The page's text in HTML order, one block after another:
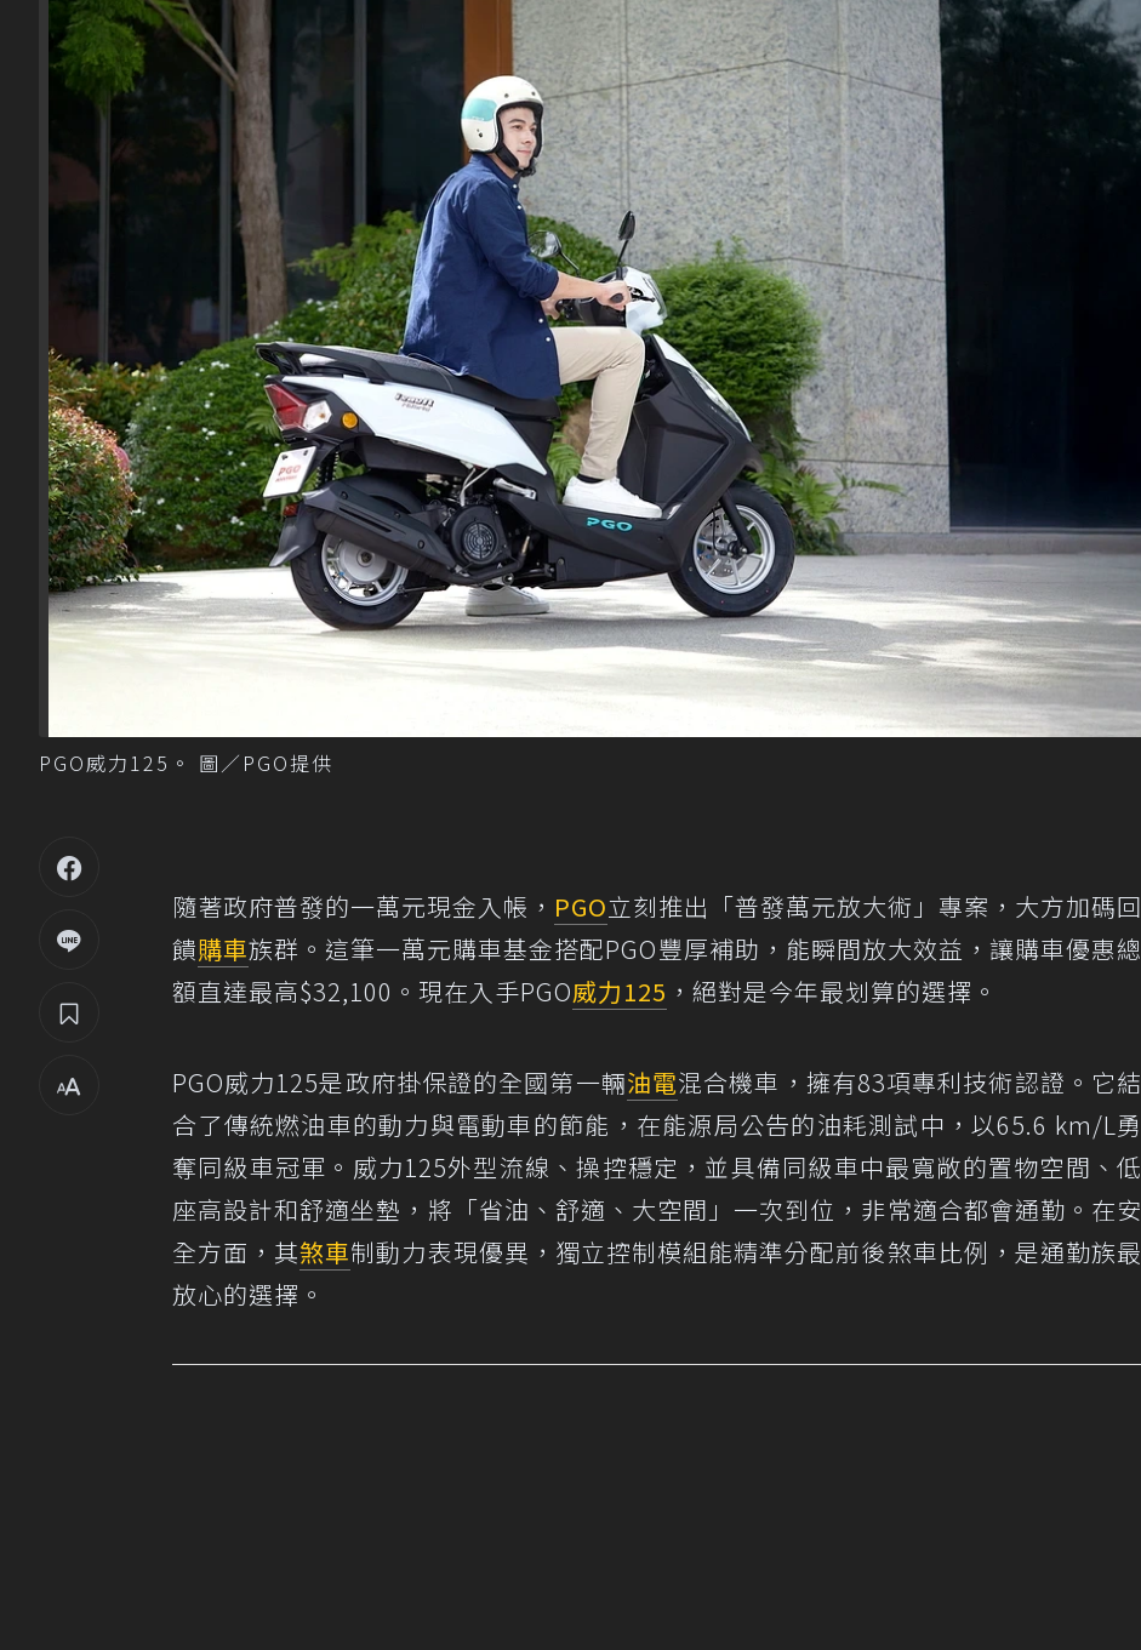
PGO威力125。 圖／PGO提供
隨著政府普發的一萬元現金入帳， PGO立刻推出「普發萬元放大術」專案，大方加碼回
饋購車族群。這筆一萬元購車基金搭配PGO豐厚補助，能瞬間放大效益，讓購車優惠總
額直達最高$32,100。現在入手PGO威力125 ，絕對是今年最划算的選擇。
PGO威力125是政府掛保證的全國第一輛油電混合機車，擁有83項專利技術認證。它結
合了傳統燃油車的動力與電動車的節能，在能源局公告的油耗測試中，以65.6 km/L勇
奪同級車冠軍。威力125外型流線、操控穩定，並具備同級車中最寬敞的置物空間、低
座高設計和舒適坐墊，將「省油、舒適、大空間」一次到位，非常適合都會通勤。在安
全方面，其煞車制動力表現優異，獨立控制模組能精準分配前後煞車比例，是通勤族最
放心的選擇。